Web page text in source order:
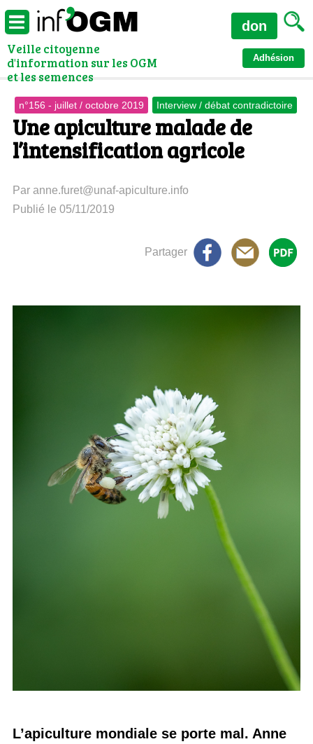
Veille citoyenne
d'information sur les OGM
et les semences
Adhésion
don
n°156 - juillet / octobre 2019 Interview / débat contradictoire
Une apiculture malade de
l’intensification agricole
Par anne.furet@unaf-apiculture.info
Publié le 05/11/2019
Partager
L’apiculture mondiale se porte mal. Anne